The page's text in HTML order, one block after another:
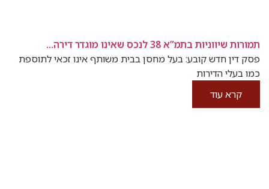
תמורות שיווניות בתמ”א 38 לנכס שאינו מוגדר דירה...
פסק דין חדש קובע: בעל מחסן בבית משותף אינו זכאי לתוספת
כמו בעלי הדירות
קרא עוד